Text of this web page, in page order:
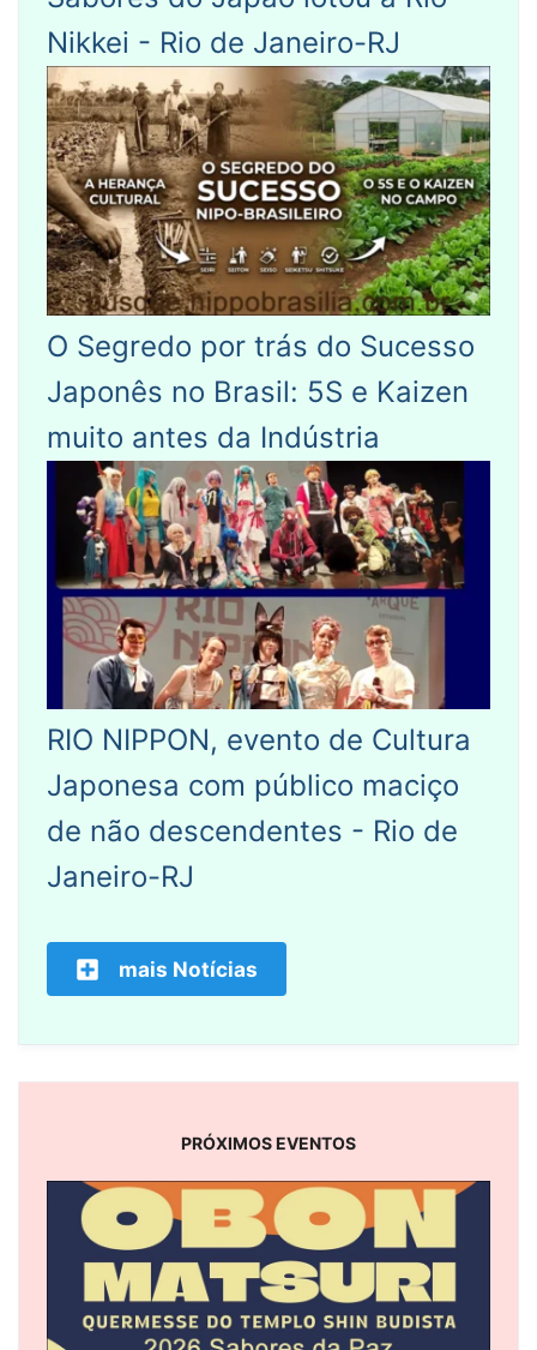
Nikkei - Rio de Janeiro-RJ
O Segredo por trás do Sucesso
Japonês no Brasil: 5S e Kaizen
muito antes da Indústria
RIO NIPPON, evento de Cultura
Japonesa com público maciço
de não descendentes - Rio de
Janeiro-RJ
mais Notícias
PRÓXIMOS EVENTOS